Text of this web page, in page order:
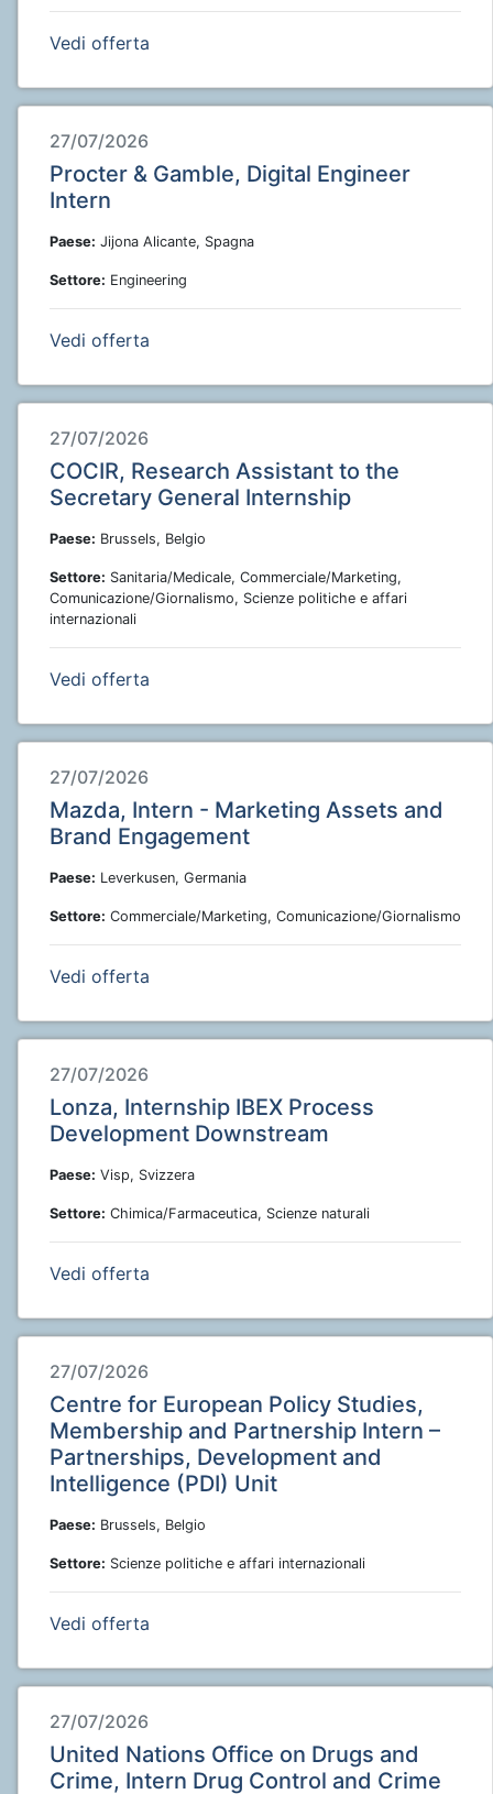
Vedi offerta
27/07/2026
Procter & Gamble, Digital Engineer
Intern
Paese: Jijona Alicante, Spagna
Settore: Engineering
Vedi offerta
27/07/2026
COCIR, Research Assistant to the
Secretary General Internship
Paese: Brussels, Belgio
Settore: Sanitaria/Medicale, Commerciale/Marketing,
Comunicazione/Giornalismo, Scienze politiche e affari
internazionali
Vedi offerta
27/07/2026
Mazda, Intern - Marketing Assets and
Brand Engagement
Paese: Leverkusen, Germania
Settore: Commerciale/Marketing, Comunicazione/Giornalismo
Vedi offerta
27/07/2026
Lonza, Internship IBEX Process
Development Downstream
Paese: Visp, Svizzera
Settore: Chimica/Farmaceutica, Scienze naturali
Vedi offerta
27/07/2026
Centre for European Policy Studies,
Membership and Partnership Intern –
Partnerships, Development and
Intelligence (PDI) Unit
Paese: Brussels, Belgio
Settore: Scienze politiche e affari internazionali
Vedi offerta
27/07/2026
United Nations Office on Drugs and
Crime, Intern Drug Control and Crime